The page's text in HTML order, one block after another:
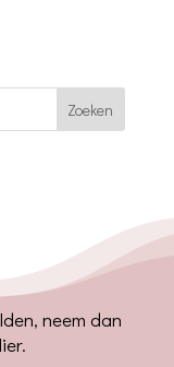
Zoeken
neem dan